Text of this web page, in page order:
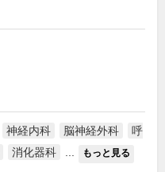
神経内科 脳神経外科
呼
消化器科 もっと見る